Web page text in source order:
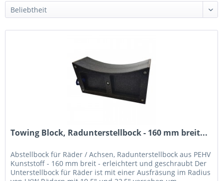
Towing Block, Radunterstellbock - 160 mm breit...
Abstellbock für Räder / Achsen, Radunterstellbock aus PEHV
Kunststoff - 160 mm breit - erleichtert und geschraubt Der
Unterstellbock für Räder ist mit einer Ausfräsung im Radius